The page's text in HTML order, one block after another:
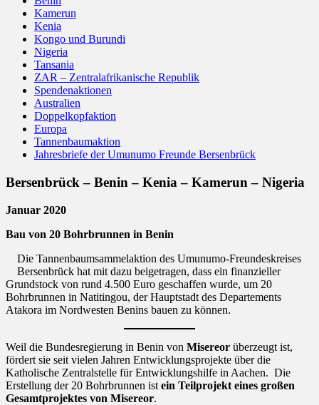
Kamerun
Kenia
Kongo und Burundi
Nigeria
Tansania
ZAR – Zentralafrikanische Republik
Spendenaktionen
Australien
Doppelkopfaktion
Europa
Tannenbaumaktion
Jahresbriefe der Umunumo Freunde Bersenbrück
Bersenbrück – Benin – Kenia – Kamerun – Nigeria
Januar 2020
Bau von 20 Bohrbrunnen in Benin
Die Tannenbaumsammelaktion des Umunumo-Freundeskreises
Bersenbrück hat mit dazu beigetragen, dass ein finanzieller
Grundstock von rund 4.500 Euro geschaffen wurde, um 20
Bohrbrunnen in Natitingou, der Hauptstadt des Departements
Atakora im Nordwesten Benins bauen zu können.
Weil die Bundesregierung in Benin von Misereor überzeugt ist,
fördert sie seit vielen Jahren Entwicklungsprojekte über die
Katholische Zentralstelle für Entwicklungshilfe in Aachen. Die
Erstellung der 20 Bohrbrunnen ist ein Teilprojekt eines großen
Gesamtprojektes von Misereor.